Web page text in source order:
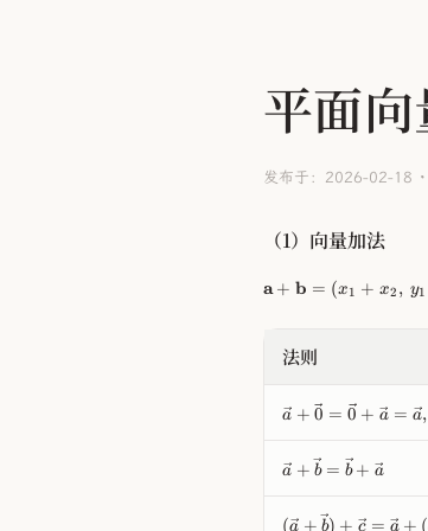
平面
发布于：2026-02-18
（1）向量加法
\
a + b = (x1 + x2 , y1
法则
\
c
a
a + 0 = 0 + a = a,
\
a + b = b + a
((a + b) + c = a + (